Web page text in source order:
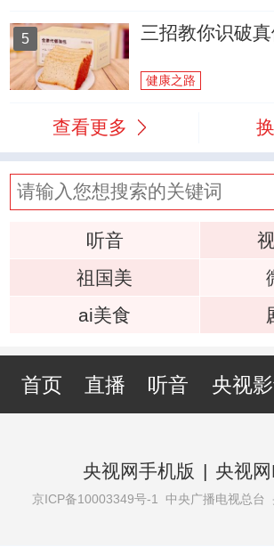
5 三招教你识破
健康之路
查看更多
听音
祖国美
ai美食
首页 直播 听音 央视
央视网手机版 | 央视
京ICP备10003349号-1 中央广播电视总台